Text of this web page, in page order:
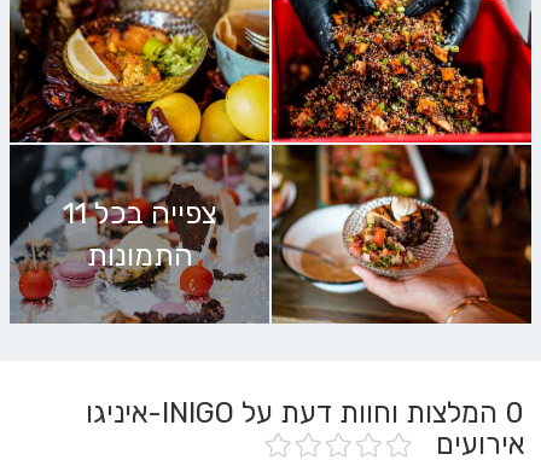
צפייה בכל 11
התמונות
0
המלצות וחוות דעת על INIGO-איניגו
אירועים